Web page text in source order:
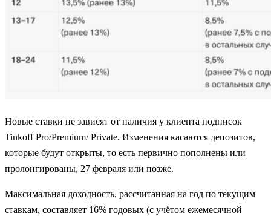
Новые ставки не зависят от наличия у клиента подписок
Tinkoff Pro/Premium/ Private. Изменения касаются депозитов,
которые будут открыты, то есть первично пополнены или
пролонгированы, 27 февраля или позже.
Максимальная доходность, рассчитанная на год по текущим
ставкам, составляет 16% годовых (с учётом ежемесячной